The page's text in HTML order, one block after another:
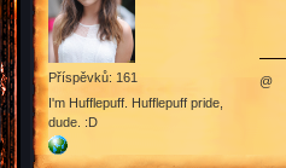
Příspěvků: 161
I'm Hufflepuff. Hufflepuff pride,
dude. :D
@